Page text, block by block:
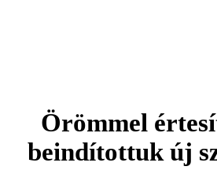
Örömmel
beindítottuk új